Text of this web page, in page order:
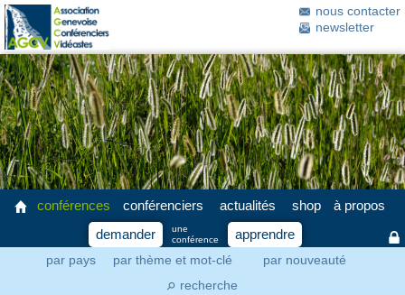
nous contacter
newsletter
conférences
par pays par thème et mot-clé par nouveauté
⚲ recherche
conférenciers actualités shop
à propos
demander
une
conférence
apprendre